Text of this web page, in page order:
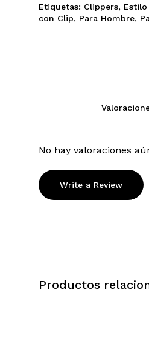
Etiquetas: Clippers, Estilo
con Clip, Para Hombre,
No hay valoraciones
Write a Review
Productos